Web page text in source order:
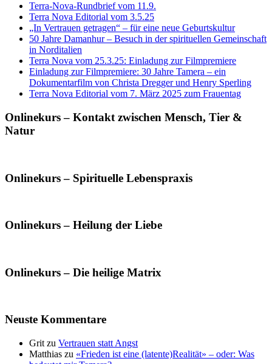
Terra-Nova-Rundbrief vom 11.9.
Terra Nova Editorial vom 3.5.25
„In Vertrauen getragen“ – für eine neue Geburtskultur
50 Jahre Damanhur – Besuch in der spirituellen Gemeinschaft
in Norditalien
Terra Nova vom 25.3.25: Einladung zur Filmpremiere
Einladung zur Filmpremiere: 30 Jahre Tamera – ein
Dokumentarfilm von Christa Dregger und Henry Sperling
Terra Nova Editorial vom 7. März 2025 zum Frauentag
Onlinekurs – Kontakt zwischen Mensch, Tier &
Natur
Onlinekurs – Spirituelle Lebenspraxis
Onlinekurs – Heilung der Liebe
Onlinekurs – Die heilige Matrix
Neuste Kommentare
Grit zu Vertrauen statt Angst
Matthias zu «Frieden ist eine (latente)Realität» – oder: Was